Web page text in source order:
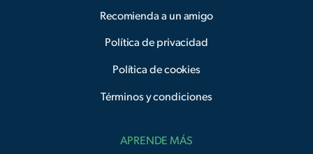
Recomienda a un amigo
Política de privacidad
Política de cookies
Términos y condiciones
APRENDE MÁS